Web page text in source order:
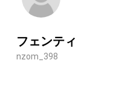
フェンティ
nzom_398